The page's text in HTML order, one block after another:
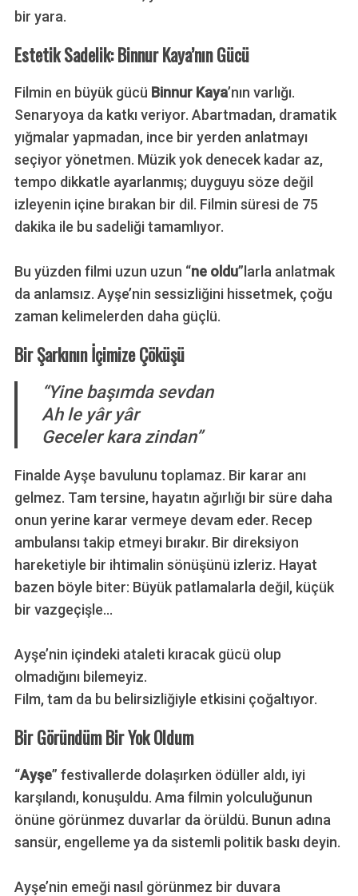
bir yara.
Estetik Sadelik: Binnur Kaya’nın Gücü
Filmin en büyük gücü Binnur Kaya’nın varlığı.
Senaryoya da katkı veriyor. Abartmadan, dramatik
yığmalar yapmadan, ince bir yerden anlatmayı
seçiyor yönetmen. Müzik yok denecek kadar az,
tempo dikkatle ayarlanmış; duyguyu söze değil
izleyenin içine bırakan bir dil. Filmin süresi de 75
dakika ile bu sadeliği tamamlıyor.
Bu yüzden filmi uzun uzun “ne oldu”larla anlatmak
da anlamsız. Ayşe’nin sessizliğini hissetmek, çoğu
zaman kelimelerden daha güçlü.
Bir Şarkının İçimize Çöküşü
“Yine başımda sevdan
Ah le yâr yâr
Geceler kara zindan”
Finalde Ayşe bavulunu toplamaz. Bir karar anı
gelmez. Tam tersine, hayatın ağırlığı bir süre daha
onun yerine karar vermeye devam eder. Recep
ambulansı takip etmeyi bırakır. Bir direksiyon
hareketiyle bir ihtimalin sönüşünü izleriz. Hayat
bazen böyle biter: Büyük patlamalarla değil, küçük
bir vazgeçişle…
Ayşe’nin içindeki ataleti kıracak gücü olup
olmadığını bilemeyiz.
Film, tam da bu belirsizliğiyle etkisini çoğaltıyor.
Bir Göründüm Bir Yok Oldum
“Ayşe” festivallerde dolaşırken ödüller aldı, iyi
karşılandı, konuşuldu. Ama filmin yolculuğunun
önüne görünmez duvarlar da örüldü. Bunun adına
sansür, engelleme ya da sistemli politik baskı deyin.
Ayşe’nin emeği nasıl görünmez bir duvara